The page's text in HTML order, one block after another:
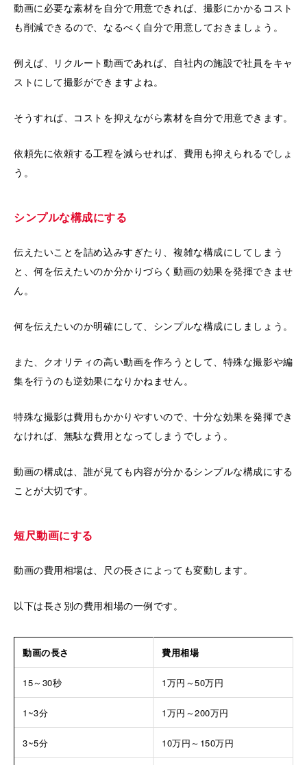
動画に必要な素材を自分で用意できれば、撮影にかかるコスト
も削減できるので、なるべく自分で用意しておきましょう。
例えば、リクルート動画であれば、自社内の施設で社員をキャ
ストにして撮影ができますよね。
そうすれば、コストを抑えながら素材を自分で用意できます。
依頼先に依頼する工程を減らせれば、費用も抑えられるでしょ
う。
シンプルな構成にする
伝えたいことを詰め込みすぎたり、複雑な構成にしてしまう
と、何を伝えたいのか分かりづらく動画の効果を発揮できませ
ん。
何を伝えたいのか明確にして、シンプルな構成にしましょう。
また、クオリティの高い動画を作ろうとして、特殊な撮影や編
集を行うのも逆効果になりかねません。
特殊な撮影は費用もかかりやすいので、十分な効果を発揮でき
なければ、無駄な費用となってしまうでしょう。
動画の構成は、誰が見ても内容が分かるシンプルな構成にする
ことが大切です。
短尺動画にする
動画の費用相場は、尺の長さによっても変動します。
以下は長さ別の費用相場の一例です。
動画の長さ 費用相場
15～30秒 1万円～50万円
1~3分 1万円～200万円
3~5分 10万円～150万円